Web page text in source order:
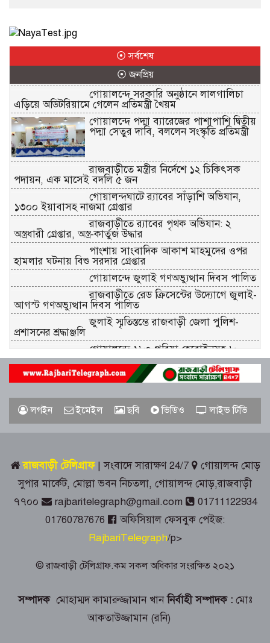
⦿ সর্বশেষ
⦿ জনপ্রিয়
গোয়ালন্দে সরকারি অনুষ্ঠানে লালগালিচা
এড়িয়ে অডিটরিয়ামে গেলেন প্রতিমন্ত্রী খৈয়ম
গোয়ালন্দে পদ্মা ব্যারেজের পাশাপাশি দ্বিতীয়
পদ্মা সেতুর দাবি, বললেন সংস্কৃতি প্রতিমন্ত্রী
রাজবাড়ীতে মন্ত্রীর নির্দেশে ১২ চিকিৎসক
পদায়ন, এক মাসেই বদলি ৫ জন
গোয়ালন্দঘাটে র‌্যাবের সাঁড়াশি অভিযান,
১৩০০ ইয়াবাসহ নাজমা গ্রেপ্তার
রাজবাড়ীতে র‌্যাবের পৃথক অভিযান: ২
অস্ত্রধারী গ্রেপ্তার, অস্ত্র-কার্তুজ উদ্ধার
পাংশায় সাংবাদিক আকাশ মাহমুদের ওপর
হামলার ঘটনায় বিশু সরদার গ্রেপ্তার
গোয়ালন্দে জুলাই গণঅভ্যুত্থান দিবস পালিত
রাজবাড়ীতে রেড ক্রিসেন্টের উদ্যোগে জুলাই-
আগস্ট গণঅভ্যুত্থান দিবস পালিত
জুলাই স্মৃতিস্তম্ভে রাজবাড়ী জেলা পুলিশ-
প্রশাসনের শ্রদ্ধাঞ্জলি
গোয়ালন্দে ১৮০ পুরিয়া হেরোইনসহ ৮
মামলার আসামি রিনা গ্রেপ্তার
রাজবাড়ীতে জুলাই গণঅভ্যুত্থান দিবস
পালনে দিনব্যাপী নানা কর্মসূচি
গোয়ালন্দে সোয়া কোটি টাকার সড়কে দুই
৭৬ বছর ধরে বিনা পারিশ্রমিকে কবর খুঁড়ছেন
রুস্তম ফকির,
চীনে উন্নত প্রশিক্ষণে যাচ্ছে রাজবাড়ীর
অ্যাক্রোবেটিক কেন্দ্রের ২০ সদস্যের দল
গোয়ালন্দ উপজেলা প্রশাসনের দায়িত্ব নিলেন
দলীয় তালিকা আমলে না নেওয়ায়
লগইন ইমেইল ছবি ভিডিও লাইভ টিভি
রাজবাড়ী টেলিগ্রাফ | সংবাদে সারাক্ষণ 24/7
গোয়ালন্দ মোড়
সুপার মার্কেট, মোল্লা ভবন নিচতলা, গোয়ালন্দ মোড়,রাজবাড়ী
৭৭০০
rajbaritelegraph@gmail.com
01711122934
01760787676
অফিসিয়াল ফেসবুক পেইজ:
RajbariTelegraph/p>
© রাজবাড়ী টেলিগ্রাফ.কম সকল অধিকার সংরক্ষিত ২০২১
সম্পাদক মোহাম্মদ কামারুজ্জামান খাননির্বাহী সম্পাদক :মোঃ
আকতাউজ্জামান (রনি)